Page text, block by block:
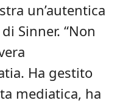
un’autentica
Sinner. “Non
Ha gestito
mediatica, ha